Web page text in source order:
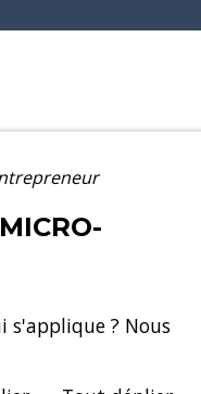
s'applique ? Nous